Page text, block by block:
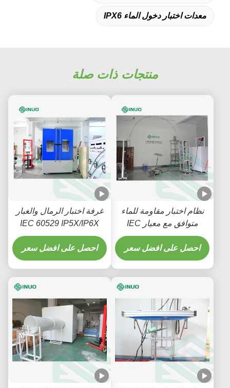
معدات اختبار دخول الماء IPX6
منتجات ذات صلة
نظام اختبار مقاومة للماء
متوافق مع معيار IEC
60529 IPX1 ~ 8 للأجهزة
الصناعية والمنزلية
احصل على افضل سعر
غرفة اختبار الرمال والغبار
IEC 60529 IP5X/IP6X
للمنتجات الإلكترونية
والسيارات
احصل على افضل سعر